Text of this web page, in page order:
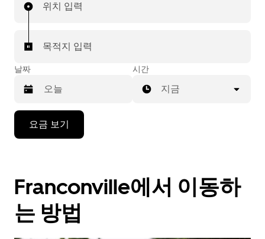
위치 입력
목적지 입력
날짜
작
하
려
면
시간
지금
요금 보기
Franconville에서 이동하
는 방법